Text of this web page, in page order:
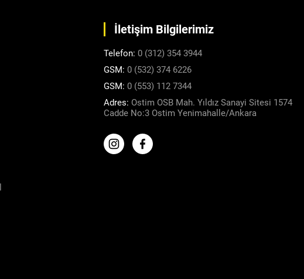
İletişim Bilgilerimiz
Telefon: 0 (312) 354 3944
GSM: 0 (532) 374 6226
GSM: 0 (553) 112 7344
Adres: Ostim OSB Mah. Yıldız Sanayi Sitesi 1574
Cadde No:3 Ostim Yenimahalle/Ankara